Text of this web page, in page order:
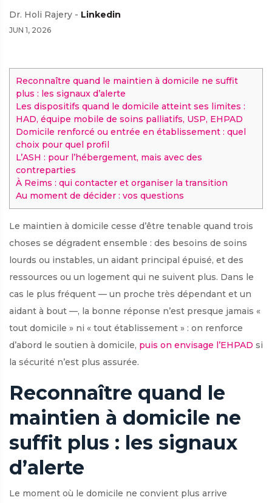
Dr. Holi Rajery - Linkedin
JUN 1, 2026
Reconnaître quand le maintien à domicile ne suffit
plus : les signaux d’alerte
Les dispositifs quand le domicile atteint ses limites :
HAD, équipe mobile de soins palliatifs, USP, EHPAD
Domicile renforcé ou entrée en établissement : quel
choix pour quel profil
L’ASH : pour l’hébergement, mais avec des
contreparties
À Reims : qui contacter et organiser la transition
Au moment de décider : vos questions
Le maintien à domicile cesse d’être tenable quand trois
choses se dégradent ensemble : des besoins de soins
lourds ou instables, un aidant principal épuisé, et des
ressources ou un logement qui ne suivent plus. Dans le
cas le plus fréquent — un proche très dépendant et un
aidant à bout —, la bonne réponse n’est presque jamais «
tout domicile » ni « tout établissement » : on renforce
d’abord le soutien à domicile, puis on envisage l’EHPAD si
la sécurité n’est plus assurée.
Reconnaître quand le
maintien à domicile ne
suffit plus : les signaux
d’alerte
Le moment où le domicile ne convient plus arrive